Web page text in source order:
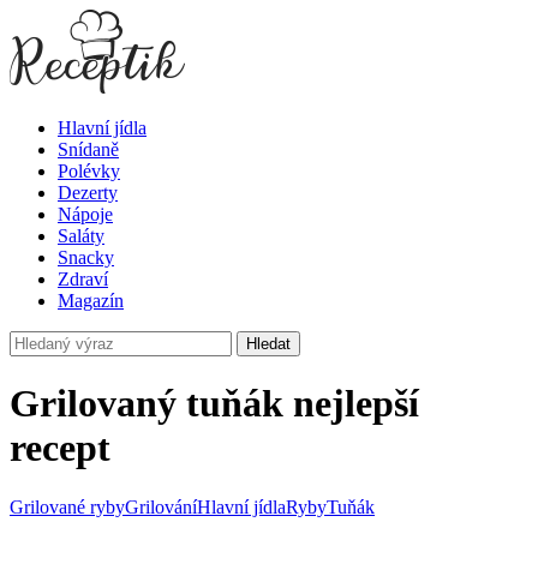
Hlavní jídla
Snídaně
Polévky
Dezerty
Nápoje
Saláty
Snacky
Zdraví
Magazín
Hledat
Grilovaný tuňák nejlepší
recept
Grilované rybyGrilováníHlavní jídlaRybyTuňák